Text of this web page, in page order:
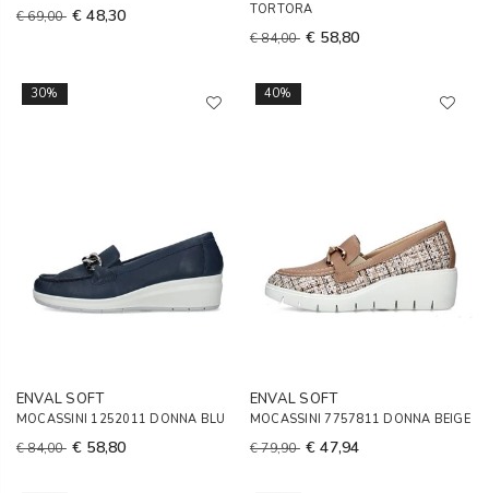
€ 69,00 € 48,30
TORTORA
€ 84,00 € 58,80
30%
ENVAL SOFT
MOCASSINI 1252011 DONNA BLU
€ 84,00 € 58,80
40%
ENVAL SOFT
MOCASSINI 7757811 DONNA BEIGE
€ 79,90 € 47,94